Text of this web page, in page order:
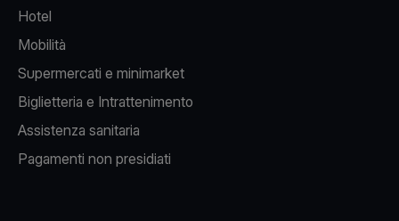
Hotel
Mobilità
Supermercati e minimarket
Biglietteria e Intrattenimento
Assistenza sanitaria
Pagamenti non presidiati